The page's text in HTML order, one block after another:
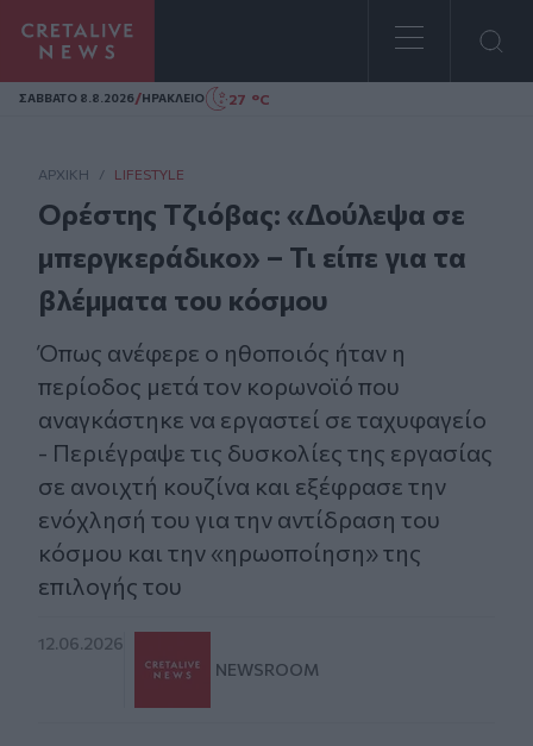
Homepage
ΣAΒΒΑΤΟ 8.8.2026/ΗΡΑΚΛΕΙΟ 27 °C
ΑΡΧΙΚΗ / LIFESTYLE
Ορέστης Τζιόβας: «Δούλεψα σε
μπεργκεράδικο» – Τι είπε για τα
βλέμματα του κόσμου
Όπως ανέφερε ο ηθοποιός ήταν η
περίοδος μετά τον κορωνοϊό που
αναγκάστηκε να εργαστεί σε ταχυφαγείο
- Περιέγραψε τις δυσκολίες της εργασίας
σε ανοιχτή κουζίνα και εξέφρασε την
ενόχλησή του για την αντίδραση του
κόσμου και την «ηρωοποίηση» της
επιλογής του
12.06.2026
NEWSROOM